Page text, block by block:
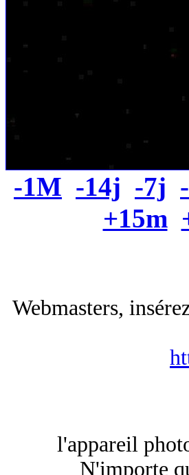
-1M -14j -7j
+15m
Webmasters,
l'appareil
N'importe